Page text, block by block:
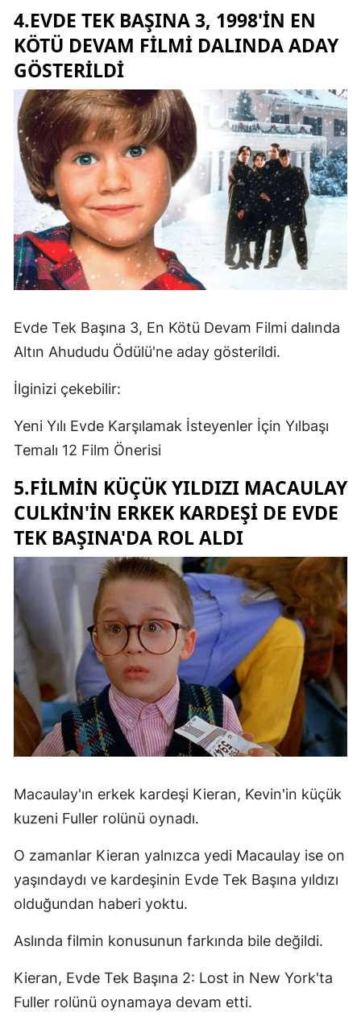
4.EVDE TEK BAŞINA 3, 1998'IN EN
KÖTÜ DEVAM FILMI DALINDA ADAY
GÖSTERILDI
Evde Tek Başına 3, En Kötü Devam Filmi dalında
Altın Ahududu Ödülü'ne aday gösterildi.
İlginizi çekebilir:
Yeni Yılı Evde Karşılamak İsteyenler İçin Yılbaşı
Temalı 12 Film Önerisi
5.FILMIN KÜÇÜK YILDIZI MACAULAY
CULKIN'IN ERKEK KARDEŞI DE EVDE
TEK BAŞINA'DA ROL ALDI
Macaulay'ın erkek kardeşi Kieran, Kevin'in küçük
kuzeni Fuller rolünü oynadı.
O zamanlar Kieran yalnızca yedi Macaulay ise on
yaşındaydı ve kardeşinin Evde Tek Başına yıldızı
olduğundan haberi yoktu.
Aslında filmin konusunun farkında bile değildi.
Kieran, Evde Tek Başına 2: Lost in New York'ta
Fuller rolünü oynamaya devam etti.